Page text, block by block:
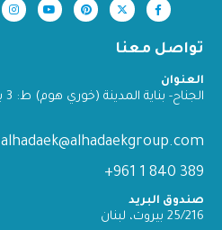
تواصل معنا
العنوان
الجناح- بناية المدينة (خوري هوم) ط: 3 بيروت-لبنان
alhadaek@alhadaekgroup.com
389 840 1 961+
صندوق البريد
25/216 بيروت، لبنان